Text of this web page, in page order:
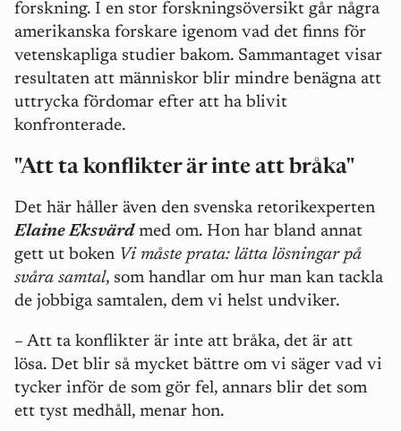
forskning. I en stor forskningsöversikt går några
amerikanska forskare igenom vad det finns för
vetenskapliga studier bakom. Sammantaget visar
resultaten att människor blir mindre benägna att
uttrycka fördomar efter att ha blivit
konfronterade.
"Att ta konflikter är inte att bråka"
Det här håller även den svenska retorikexperten
Elaine Eksvärd med om. Hon har bland annat
gett ut boken Vi måste prata: lätta lösningar på
svåra samtal, som handlar om hur man kan tackla
de jobbiga samtalen, dem vi helst undviker.
– Att ta konflikter är inte att bråka, det är att
lösa. Det blir så mycket bättre om vi säger vad vi
tycker inför de som gör fel, annars blir det som
ett tyst medhåll, menar hon.